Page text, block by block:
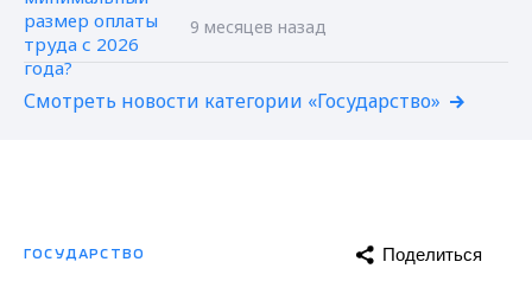
9 месяцев назад
Смотреть новости категории «Государство»
ГОСУДАРСТВО Поделиться